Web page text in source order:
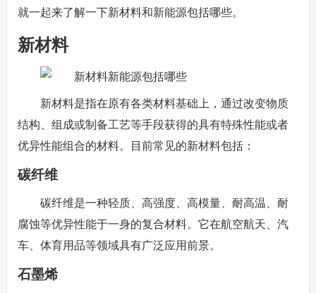
就一起来了解一下新材料和新能源包括哪些。
新材料
新材料是指在原有各类材料基础上，通过改变物质
结构、组成或制备工艺等手段获得的具有特殊性能或者
优异性能组合的材料。目前常见的新材料包括：
碳纤维
碳纤维是一种轻质、高强度、高模量、耐高温、耐
腐蚀等优异性能于一身的复合材料。它在航空航天、汽
车、体育用品等领域具有广泛应用前景。
石墨烯